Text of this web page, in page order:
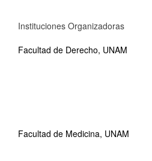
Instituciones Organizadoras
Facultad de Derecho, UNAM
Facultad de Medicina, UNAM